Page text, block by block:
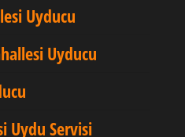
Uyducu
Uyducu
Uydu Servisi